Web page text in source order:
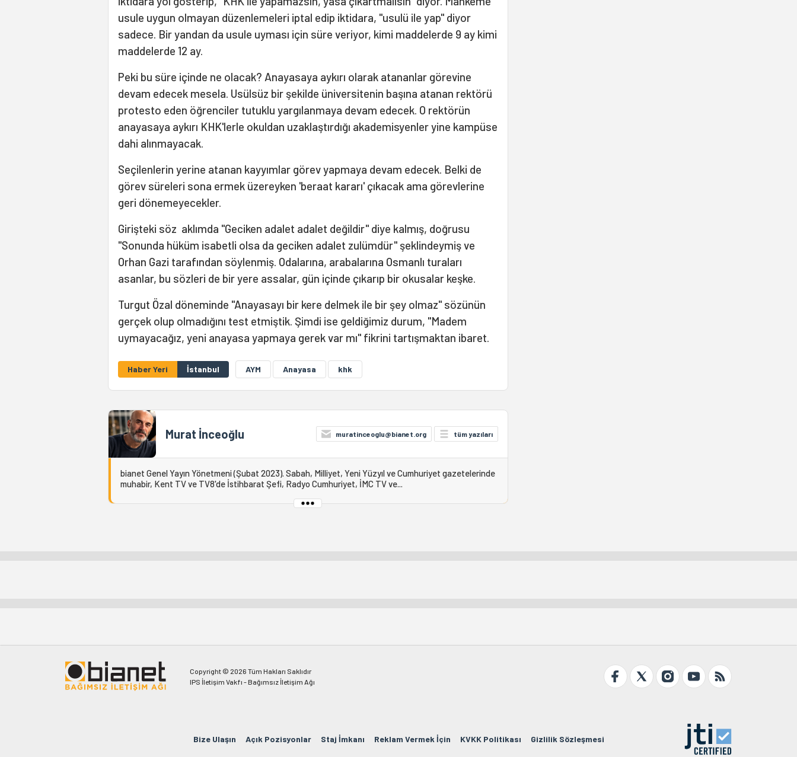
usule uygun olmayan düzenlemeleri iptal edip iktidara, "usulü ile yap" diyor
sadece. Bir yandan da usule uyması için süre veriyor, kimi maddelerde 9 ay kimi
maddelerde 12 ay.
Peki bu süre içinde ne olacak? Anayasaya aykırı olarak atananlar görevine
devam edecek mesela. Usülsüz bir şekilde üniversitenin başına atanan rektörü
protesto eden öğrenciler tutuklu yargılanmaya devam edecek. O rektörün
anayasaya aykırı KHK'lerle okuldan uzaklaştırdığı akademisyenler yine kampüse
dahi alınmayacak.
Seçilenlerin yerine atanan kayyımlar görev yapmaya devam edecek. Belki de
görev süreleri sona ermek üzereyken 'beraat kararı' çıkacak ama görevlerine
geri dönemeyecekler.
Girişteki söz aklımda "Geciken adalet adalet değildir" diye kalmış, doğrusu
"Sonunda hüküm isabetli olsa da geciken adalet zulümdür" şeklindeymiş ve
Orhan Gazi tarafından söylenmiş. Odalarına, arabalarına Osmanlı turaları
asanlar, bu sözleri de bir yere assalar, gün içinde çıkarıp bir okusalar keşke.
Turgut Özal döneminde "Anayasayı bir kere delmek ile bir şey olmaz" sözünün
gerçek olup olmadığını test etmiştik. Şimdi ise geldiğimiz durum, "Madem
uymayacağız, yeni anayasa yapmaya gerek var mı" fikrini tartışmaktan ibaret.
Haber Yeri İstanbul AYM Anayasa khk
Murat İnceoğlu muratinceoglu@bianet.org tüm yazıları
bianet Genel Yayın Yönetmeni (Şubat 2023). Sabah, Milliyet, Yeni Yüzyıl ve Cumhuriyet gazetelerinde
muhabir, Kent TV ve TV8'de İstihbarat Şefi, Radyo Cumhuriyet, İMC TV ve...
Copyright © 2026 Tüm Hakları Saklıdır
IPS İletişim Vakfı - Bağımsız İletişim Ağı
Bize Ulaşın Açık Pozisyonlar Staj İmkanı Reklam Vermek İçin KVKK Politikası Gizlilik Sözleşmesi